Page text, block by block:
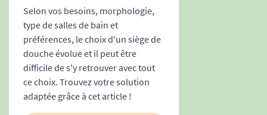
Selon vos besoins, morphologie,
type de salles de bain et
préférences, le choix d'un siège de
douche évolue et il peut être
difficile de s'y retrouver avec tout
ce choix. Trouvez votre solution
adaptée grâce à cet article !